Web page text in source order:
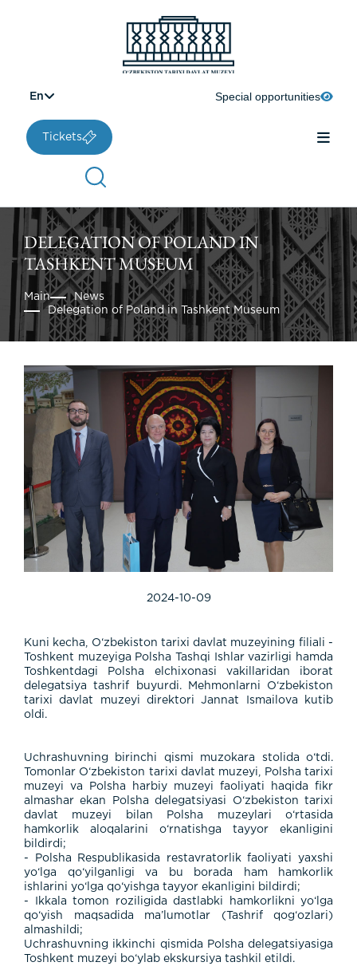
En Special opportunities
Tickets
DELEGATION OF POLAND IN
TASHKENT MUSEUM
Main
News
Delegation of Poland in Tashkent Museum
2024-10-09
Kuni kecha, O‘zbekiston tarixi davlat muzeyining filiali -
Toshkent muzeyiga Polsha Tashqi Ishlar vazirligi hamda
Toshkentdagi Polsha elchixonasi vakillaridan iborat
delegatsiya tashrif buyurdi. Mehmonlarni O‘zbekiston
tarixi davlat muzeyi direktori Jannat Ismailova kutib
oldi.
Uchrashuvning birinchi qismi muzokara stolida o‘tdi.
Tomonlar O‘zbekiston tarixi davlat muzeyi, Polsha tarixi
muzeyi va Polsha harbiy muzeyi faoliyati haqida fikr
almashar ekan Polsha delegatsiyasi O‘zbekiston tarixi
davlat muzeyi bilan Polsha muzeylari o‘rtasida
hamkorlik aloqalarini o‘rnatishga tayyor ekanligini
bildirdi;
- Polsha Respublikasida restavratorlik faoliyati yaxshi
yo‘lga qo‘yilganligi va bu borada ham hamkorlik
ishlarini yo‘lga qo‘yishga tayyor ekanligini bildirdi;
- Ikkala tomon roziligida dastlabki hamkorlikni yo‘lga
qo‘yish maqsadida ma’lumotlar (Tashrif qog‘ozlari)
almashildi;
Uchrashuvning ikkinchi qismida Polsha delegatsiyasiga
Toshkent muzeyi bo‘ylab ekskursiya tashkil etildi.